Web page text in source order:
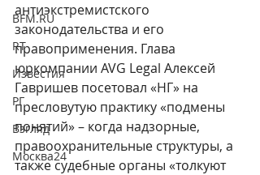
BFM.RU
RT
Известия
РГ
Взгляд
Москва24
антиэкстремистского
законодательства и его
правоприменения. Глава
юркомпании AVG Legal Алексей
Гавришев посетовал «НГ» на
пресловутую практику «подмены
понятий» – когда надзорные,
правоохранительные структуры, а
также судебные органы «толкуют